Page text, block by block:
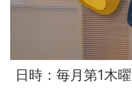
日時：毎月第1木